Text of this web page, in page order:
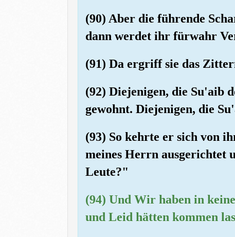
(90) Aber die führende
dann werdet ihr fürwahr
(91) Da ergriff sie das
(92) Diejenigen, die Su'aib
gewohnt. Diejenigen, die
(93) So kehrte er sich von
meines Herrn ausgerichtet
Leute?"
(94) Und Wir haben in
und Leid hätten kommen